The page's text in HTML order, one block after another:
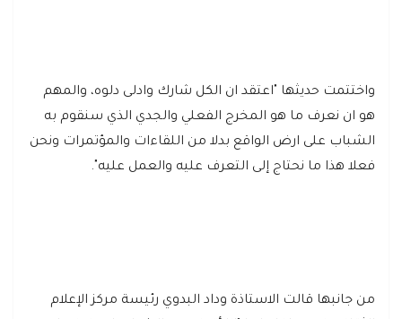
واختتمت حديثها "اعتقد ان الكل شارك وادلى دلوه، والمهم
هو ان نعرف ما هو المخرج الفعلي والجدي الذي سنقوم به
الشباب على ارض الواقع بدلا من اللقاءات والمؤتمرات ونحن
فعلا هذا ما نحتاج إلى التعرف عليه والعمل عليه".
من جانبها قالت الاستاذة وداد البدوي رئيسة مركز الإعلام